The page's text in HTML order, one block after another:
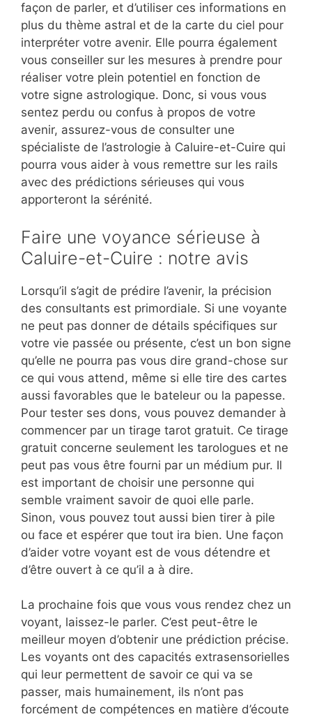
façon de parler, et d’utiliser ces informations en
plus du thème astral et de la carte du ciel pour
interpréter votre avenir. Elle pourra également
vous conseiller sur les mesures à prendre pour
réaliser votre plein potentiel en fonction de
votre signe astrologique. Donc, si vous vous
sentez perdu ou confus à propos de votre
avenir, assurez-vous de consulter une
spécialiste de l’astrologie à Caluire-et-Cuire qui
pourra vous aider à vous remettre sur les rails
avec des prédictions sérieuses qui vous
apporteront la sérénité.
Faire une voyance sérieuse à
Caluire-et-Cuire : notre avis
Lorsqu’il s’agit de prédire l’avenir, la précision
des consultants est primordiale. Si une voyante
ne peut pas donner de détails spécifiques sur
votre vie passée ou présente, c’est un bon signe
qu’elle ne pourra pas vous dire grand-chose sur
ce qui vous attend, même si elle tire des cartes
aussi favorables que le bateleur ou la papesse.
Pour tester ses dons, vous pouvez demander à
commencer par un tirage tarot gratuit. Ce tirage
gratuit concerne seulement les tarologues et ne
peut pas vous être fourni par un médium pur. Il
est important de choisir une personne qui
semble vraiment savoir de quoi elle parle.
Sinon, vous pouvez tout aussi bien tirer à pile
ou face et espérer que tout ira bien. Une façon
d’aider votre voyant est de vous détendre et
d’être ouvert à ce qu’il a à dire.
La prochaine fois que vous vous rendez chez un
voyant, laissez-le parler. C’est peut-être le
meilleur moyen d’obtenir une prédiction précise.
Les voyants ont des capacités extrasensorielles
qui leur permettent de savoir ce qui va se
passer, mais humainement, ils n’ont pas
forcément de compétences en matière d’écoute